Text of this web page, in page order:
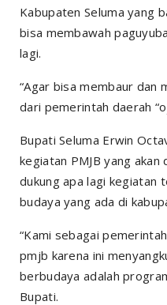
Kabupaten Seluma yang
bisa membawah
lagi.
“Agar bisa membaur dan
dari pemerintah daerah
Bupati Seluma Erwin
kegiatan PMJB yang akan
dukung apa lagi kegiatan
budaya yang ada di
“Kami sebagai
pmjb karena ini
berbudaya adalah
Bupati.